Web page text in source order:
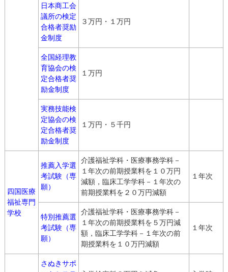
日本商工会
議所の検定
合格者奨励
金制度
３万円・１万円
全国経理教
育協会の検
定合格者奨
励金制度
１万円
実務技能検
定協会の検
定合格者奨
励金制度
１万円・５千円
四国医療
福祉専門
学校
推薦入学選
考試験（専
願）
介護福祉学科・医療事務学科－
１年次の前期授業料を１０万円
減額，臨床工学学科－１年次の
前期授業料を２０万円減額
１年次
特別推薦選
考試験（専
願）
介護福祉学科・医療事務学科－
１年次の前期授業料を５万円減
額，臨床工学学科－１年次の前
期授業料を１０万円減額
１年次
さぬきサポ